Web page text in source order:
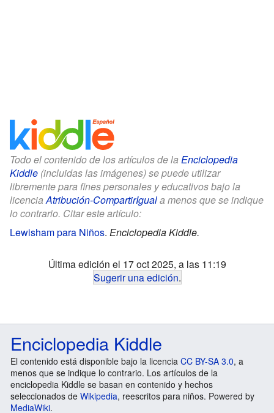
Todo el contenido de los artículos de la Enciclopedia
Kiddle (incluidas las imágenes) se puede utilizar
libremente para fines personales y educativos bajo la
licenciaAtribución-CompartirIguala menos que se indique
lo contrario. Citar este artículo:
Lewisham para Niños. Enciclopedia Kiddle.
Última edición el 17 oct 2025, a las 11:19
Sugerir una edición.
Enciclopedia Kiddle
El contenido está disponible bajo la licencia CC BY-SA 3.0, a
menos que se indique lo contrario. Los artículos de la
enciclopedia Kiddle se basan en contenido y hechos
seleccionados de Wikipedia, reescritos para niños. Powered by
MediaWiki.